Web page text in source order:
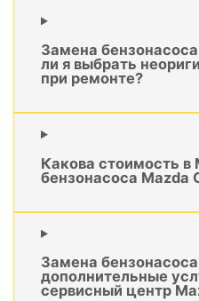
Замена
ли я выбрать
при ремонте?
Какова стоимость
бензонасоса Mazda
Замена
дополнительные
сервисный центр